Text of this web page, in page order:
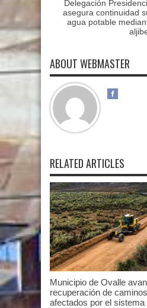
Delegación
asegura continuidad
agua potable
ABOUT WEBMASTER
RELATED ARTICLES
Municipio de Ovalle
recuperación de
afectados por el sistema